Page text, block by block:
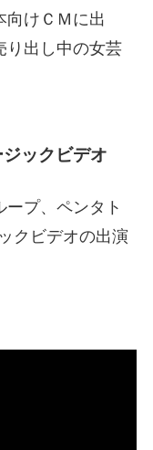
向けＣＭに出
り出し中の女芸
ックビデオ
ープ、ペンタト
クビデオの出演